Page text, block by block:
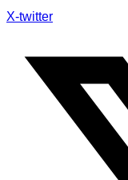
X-twitter